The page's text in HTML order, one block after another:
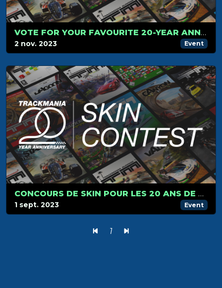
VOTE FOR YOUR FAVOURITE 20-YEAR ANNIVERSARY SKIN
2 nov. 2023 Event
CONCOURS DE SKIN POUR LES 20 ANS DE TRACKMANIA
1 sept. 2023 Event
1